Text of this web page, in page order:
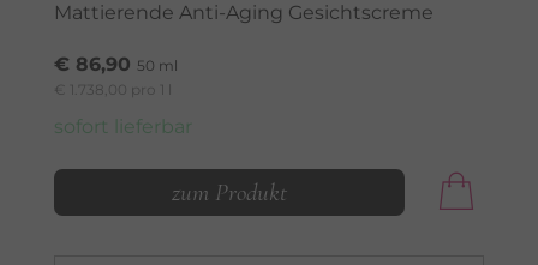
Mattierende Anti-Aging Gesichtscreme
€ 86,90 50 ml
€ 1.738,00 pro 1 l
sofort lieferbar
zum Produkt